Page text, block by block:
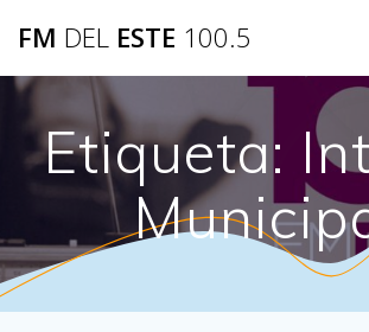
FM DEL ESTE 100.5
Etiqueta: